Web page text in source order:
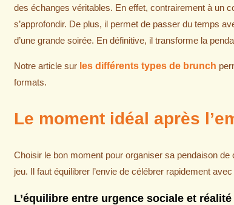
des échanges véritables. En effet, contrairement à un
s’approfondir. De plus, il permet de passer du temps
d’une grande soirée. En définitive, il transforme la
Notre article sur les différents types de brunch
formats.
Le moment idéal après
Choisir le bon moment pour organiser sa pendaison
jeu. Il faut équilibrer l’envie de célébrer rapidement
L’équilibre entre urgence sociale et